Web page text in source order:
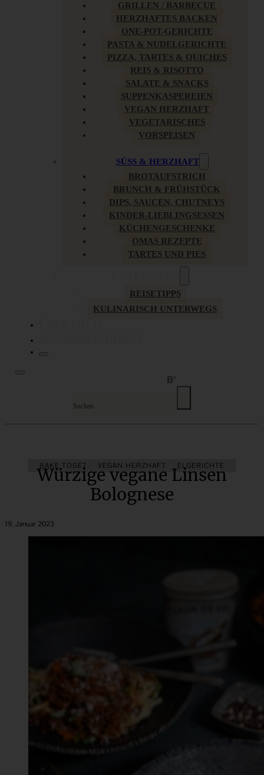
GRILLEN / BARBECUE
HERZHAFTES BACKEN
ONE-POT-GERICHTE
PASTA & NUDELGERICHTE
PIZZA, TARTES & QUICHES
REIS & RISOTTO
SALATE & SNACKS
SUPPENKASPEREIEN
VEGAN HERZHAFT
VEGETARISCHES
VORSPEISEN
SÜSS & HERZHAFT
BROTAUFSTRICH
BRUNCH & FRÜHSTÜCK
DIPS, SAUCEN, CHUTNEYS
KINDER-LIEBLINGSESSEN
KÜCHENGESCHENKE
OMAS REZEPTE
TARTES UND PIES
REISETIPPS
KULINARISCH UNTERWEGS
BAKE TOGETHER PASTA & NUDELGERICHTE
VEGAN HERZHAFT
Würzige vegane Linsen
Bolognese
19. Januar 2023